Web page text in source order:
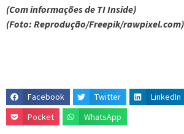
(Com informações de TI Inside)
(Foto: Reprodução/Freepik/rawpixel.com)
Facebook Twitter LinkedIn
Pocket
WhatsApp